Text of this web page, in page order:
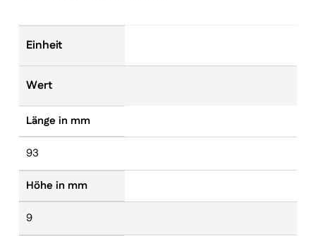
Einheit
Wert
Länge in mm
93
Höhe in mm
9